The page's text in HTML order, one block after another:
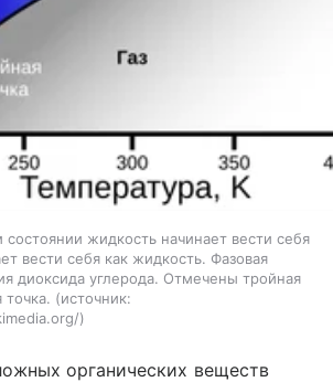
состоянии жидкость начинает вести себя
вести себя как жидкость. Фазовая
диоксида углерода. Отмечены тройная
точка.
источник:
органических веществ